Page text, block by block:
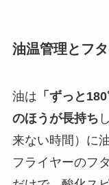
油温管理とフ
油は 「ずっと
のほうが長持ち
来ない時間）に
フライヤーのフ